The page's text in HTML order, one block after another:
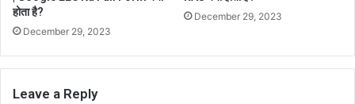
होता है?
December 29, 2023
December 29, 2023
Leave a Reply